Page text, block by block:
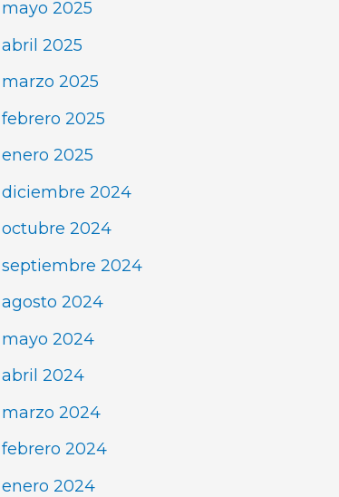
mayo 2025
abril 2025
marzo 2025
febrero 2025
enero 2025
diciembre 2024
octubre 2024
septiembre 2024
agosto 2024
mayo 2024
abril 2024
marzo 2024
febrero 2024
enero 2024